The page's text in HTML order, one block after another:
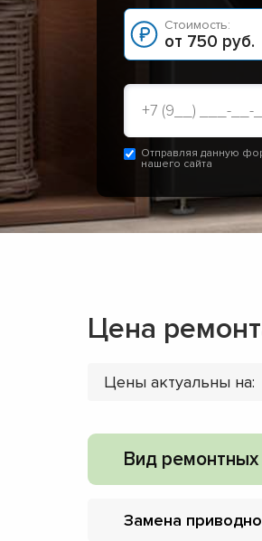
Стоимость:
от 750 руб.
Отправляя данную
нашего сайта
Цена
Цены актуальны на:
Вид
Замена